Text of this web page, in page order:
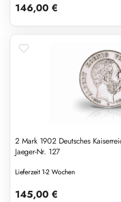
146,00 €
2 Mark 1902 Deutsches
Jaeger-Nr. 127
Lieferzeit 1-2 Wochen
145,00 €